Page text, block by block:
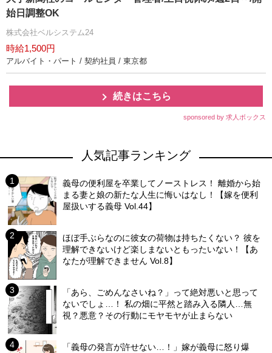
始日調整OK
株式会社ベルシステム24
時給1,500円
アルバイト・パート / 契約社員 / 東京都
続きはこちら
sponsored by 求人ボックス
人気記事ランキング
義母の便利屋を卒業してノーストレス！ 離婚から始
まる妻と娘の新たな人生に悔いはなし！【嫁を便利
屋扱いする義母 Vol.44】
ほぼ手ぶらなのに彼女の荷物は持ちたくない？ 彼を
理解できないけど楽しまないともったいない！【あ
なたが理解できません Vol.8】
「あら、ごめんなさいね？」って絶対悪いと思って
ないでしょ…！ 私の畑に平然と踏み入る隣人…無
視？悪意？その行動にモヤモヤが止まらない
「義母の発言が許せない…！」嫁が義母に怒り爆